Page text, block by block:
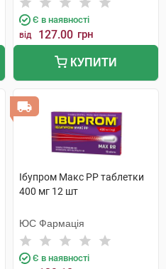
Є в наявності
від 127.00 грн
КУПИТИ
Ібупром Макс РР таблетки
400 мг 12 шт
ЮС Фармація
Є в наявності